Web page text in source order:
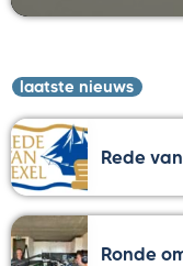
laatste nieuws
Rede
Ronde